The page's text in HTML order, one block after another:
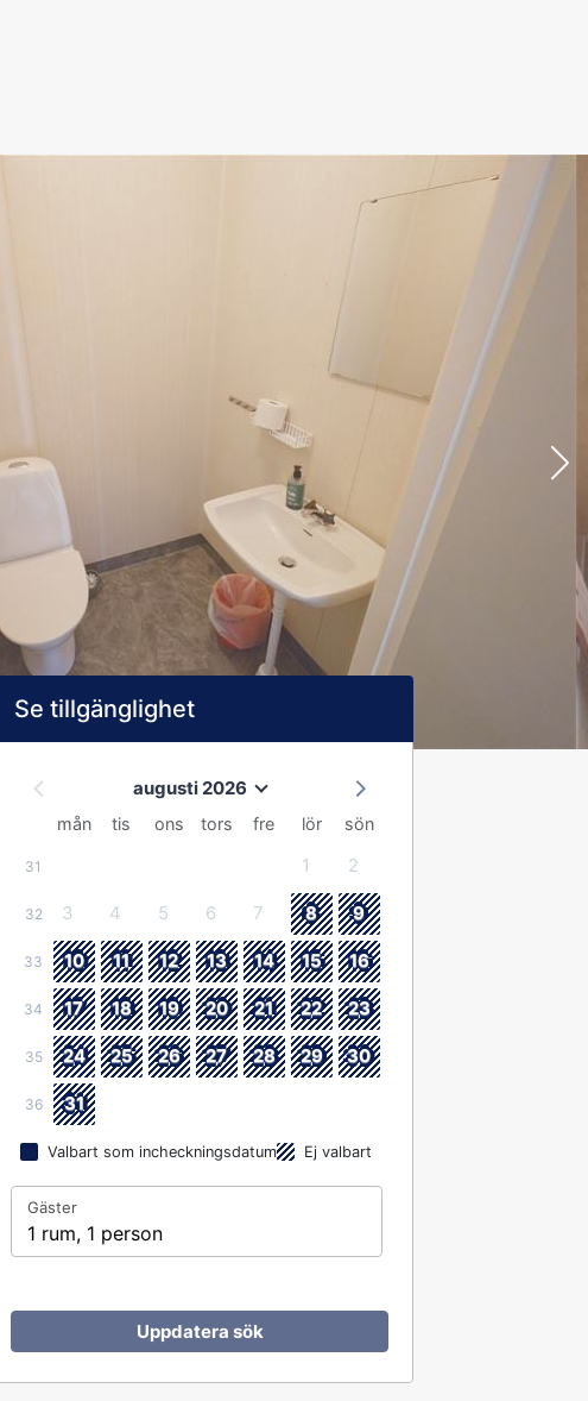
Se tillgänglighet
augusti 2026
mån tis ons tors fre lör sön
31 1 2
32 3 4 5 6 7 8 9
33 10 11 12 13 14 15 16
34 17 18 19 20 21 22 23
35 24 25 26 27 28 29 30
36 31
Valbart som incheckningsdatum Ej valbart
Gäster
1 rum, 1 person
Uppdatera sök